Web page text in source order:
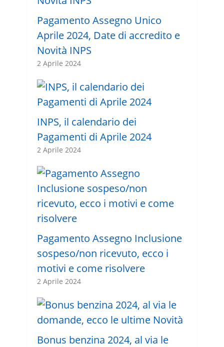
Pagamento Assegno Unico
Aprile 2024, Date di accredito e
Novità INPS
2 Aprile 2024
INPS, il calendario dei
Pagamenti di Aprile 2024
2 Aprile 2024
Pagamento Assegno Inclusione
sospeso/non ricevuto, ecco i
motivi e come risolvere
2 Aprile 2024
Bonus benzina 2024, al via le